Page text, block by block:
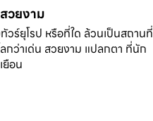
วยงาม
วร์ยุโรป หรือที่ใด ล้วนเป็นสถานที่
ว่าเด่น สวยงาม แปลกตา ที่นัก
ยือน